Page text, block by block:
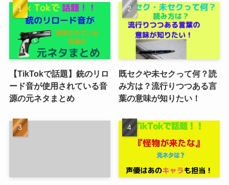
【TikTokで話題】銃のリロ
ード音が使用されている音
源の元ネタまとめ
既セクや未セクって何？読
み方は？流行りつつある言
葉の意味が知りたい！